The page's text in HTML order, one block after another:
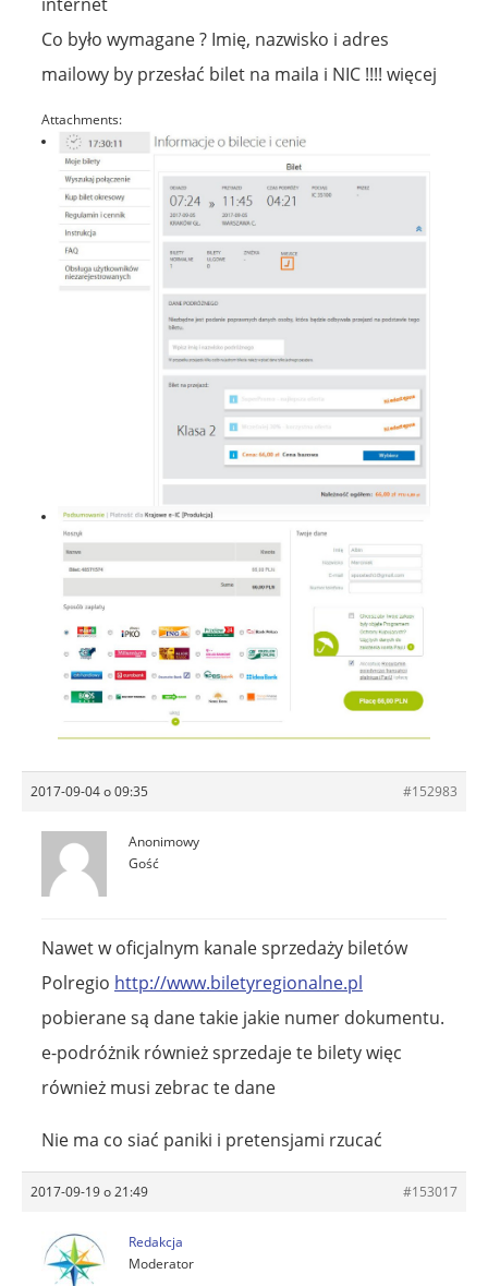
Co było wymagane ? Imię, nazwisko i adres
mailowy by przesłać bilet na maila i NIC !!!! więcej
Attachments:
2017-09-04 o 09:35 #152983
Anonimowy
Gość
Nawet w oficjalnym kanale sprzedaży biletów
Polregio http://www.biletyregionalne.pl
pobierane są dane takie jakie numer dokumentu.
e-podróżnik również sprzedaje te bilety więc
również musi zebrac te dane
Nie ma co siać paniki i pretensjami rzucać
2017-09-19 o 21:49 #153017
Redakcja
Moderator